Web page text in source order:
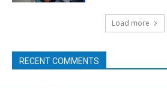
Load more
RECENT COMMENTS